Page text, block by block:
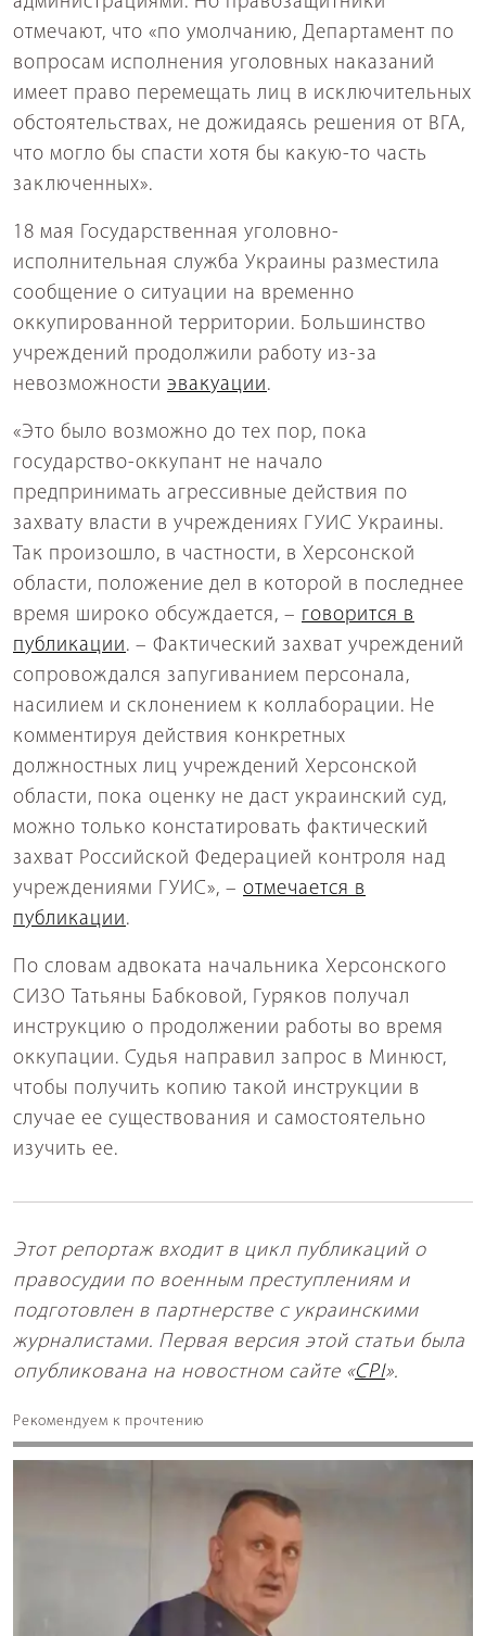
отмечают, что «по умолчанию, Департамент по
вопросам исполнения уголовных наказаний
имеет право перемещать лиц в исключительных
обстоятельствах, не дожидаясь решения от ВГА,
что могло бы спасти хотя бы какую-то часть
заключенных».
18 мая Государственная уголовно-
исполнительная служба Украины разместила
сообщение о ситуации на временно
оккупированной территории. Большинство
учреждений продолжили работу из-за
невозможности эвакуации.
«Это было возможно до тех пор, пока
государство-оккупант не начало
предпринимать агрессивные действия по
захвату власти в учреждениях ГУИС Украины.
Так произошло, в частности, в Херсонской
области, положение дел в которой в последнее
время широко обсуждается, – говорится в
публикации. – Фактический захват учреждений
сопровождался запугиванием персонала,
насилием и склонением к коллаборации. Не
комментируя действия конкретных
должностных лиц учреждений Херсонской
области, пока оценку не даст украинский суд,
можно только констатировать фактический
захват Российской Федерацией контроля над
учреждениями ГУИС», – отмечается в
публикации.
По словам адвоката начальника Херсонского
СИЗО Татьяны Бабковой, Гуряков получал
инструкцию о продолжении работы во время
оккупации. Судья направил запрос в Минюст,
чтобы получить копию такой инструкции в
случае ее существования и самостоятельно
изучить ее.
Этот репортаж входит в цикл публикаций о
правосудии по военным преступлениям и
подготовлен в партнерстве с украинскими
журналистами. Первая версия этой статьи была
опубликована на новостном сайте «CPI».
Рекомендуем к прочтению